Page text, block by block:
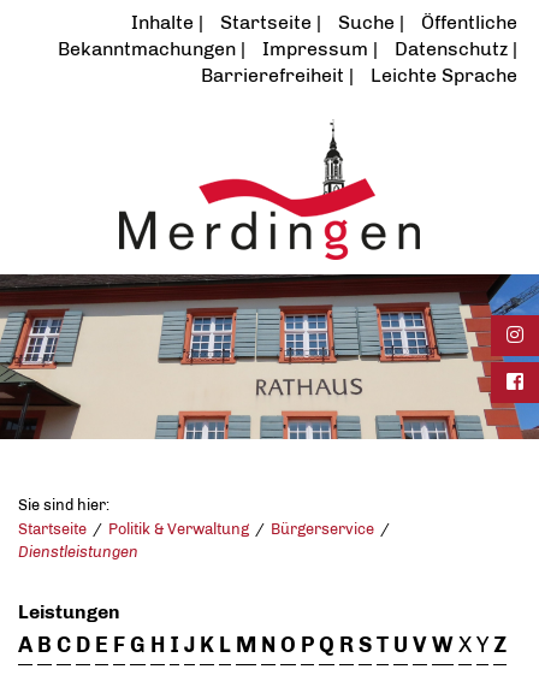
Inhalte Startseite Suche
Öffentliche
Bekanntmachungen
Impressum
Datenschutz
Barrierefreiheit
Leichte Sprache
Sie sind hier:
Startseite
Politik & Verwaltung
Bürgerservice
Dienstleistungen
Leistungen
A B C D E FG H I J K L M NO PQ RST U VWXYZ